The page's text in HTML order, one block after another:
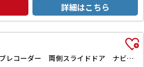
詳細はこちら
ハイブリッドG ドライブレコーダー 両側スライドドア ナビ TV オートライト スマートキー アイドリングストップ 電動格納ミラー ベンチシート CVT ABS ESC CD エアコン パワーウィンドウ